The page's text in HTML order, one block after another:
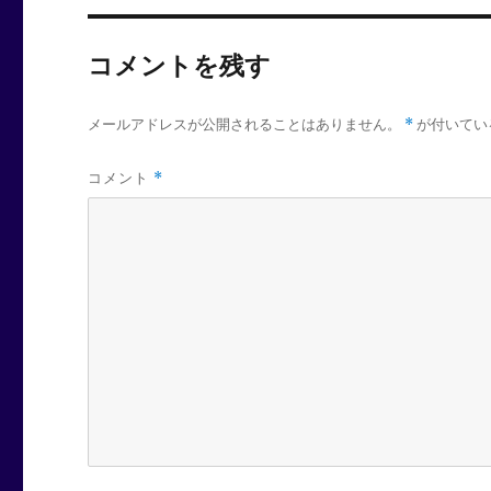
コメントを残す
メールアドレスが公開されることはありません。 * が付いて
コメント *